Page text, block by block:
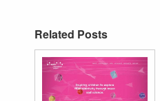
Related Posts